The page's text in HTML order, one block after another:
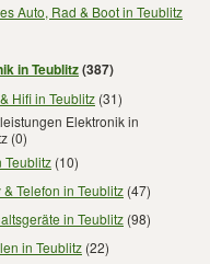
Auto, Rad & Boot in Teublitz
in Teublitz(387)
Hifi in Teublitz (31)
Elektronik in
(0)
Teublitz (10)
& Telefon in Teublitz (47)
in Teublitz (98)
in Teublitz (22)